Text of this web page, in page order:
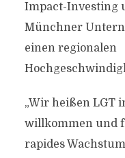
Impact-Investing
Münchner
einen regionalen
„Wir heißen LGT
willkommen und
rapides